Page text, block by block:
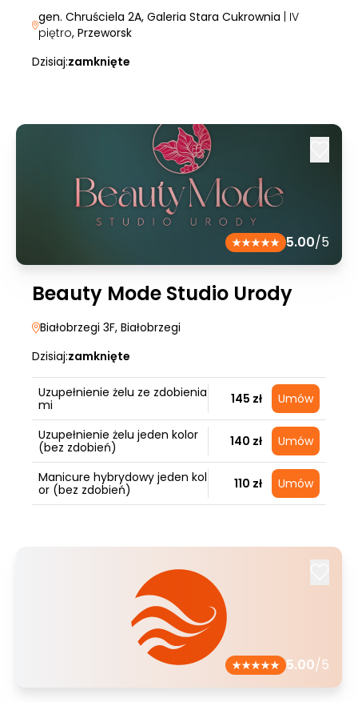
gen. Chruściela 2A, Galeria Stara Cukrownia | IV
piętro, Przeworsk
Dzisiaj:zamknięte
5.00/5
Beauty Mode Studio Urody
Białobrzegi 3F, Białobrzegi
Dzisiaj:zamknięte
Uzupełnienie żelu ze zdobienia
mi
145 zł Umów
Uzupełnienie żelu jeden kolor
(bez zdobień)
140 zł Umów
Manicure hybrydowy jeden kol
or (bez zdobień)
110 zł Umów
5.00/5